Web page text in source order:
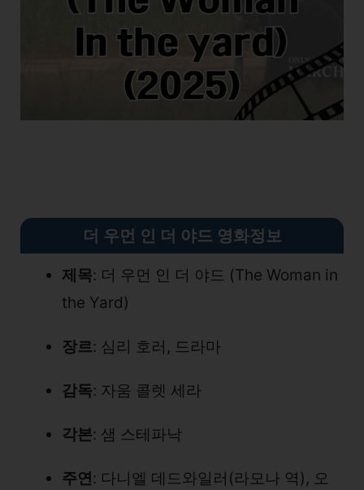
더 우먼 인 더 야드 영화정보
제목: 더 우먼 인 더 야드 (The Woman in
the Yard)
장르: 심리 호러, 드라마
감독: 자움 콜렛 세라
각본: 샘 스테파낙
주연: 다니엘 데드와일러(라모나 역), 오